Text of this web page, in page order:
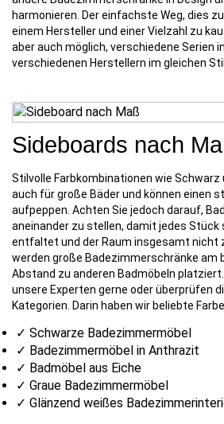
harmonieren. Der einfachste Weg, dies
einem Hersteller und einer Vielzahl zu
aber auch möglich, verschiedene Serien
verschiedenen Herstellern im gleichen
Sideboards nach
Stilvolle Farbkombinationen wie Schwarz
auch für große Bäder und können einen
aufpeppen. Achten Sie jedoch darauf,
aneinander zu stellen, damit jedes Stück
entfaltet und der Raum insgesamt nicht
werden große Badezimmerschränke am
Abstand zu anderen Badmöbeln
unsere Experten gerne oder überprüfen
Kategorien. Darin haben wir beliebte
✓ Schwarze Badezimmermöbel
✓ Badezimmermöbel in Anthrazit
✓ Badmöbel aus Eiche
✓ Graue Badezimmermöbel
✓ Glänzend weißes